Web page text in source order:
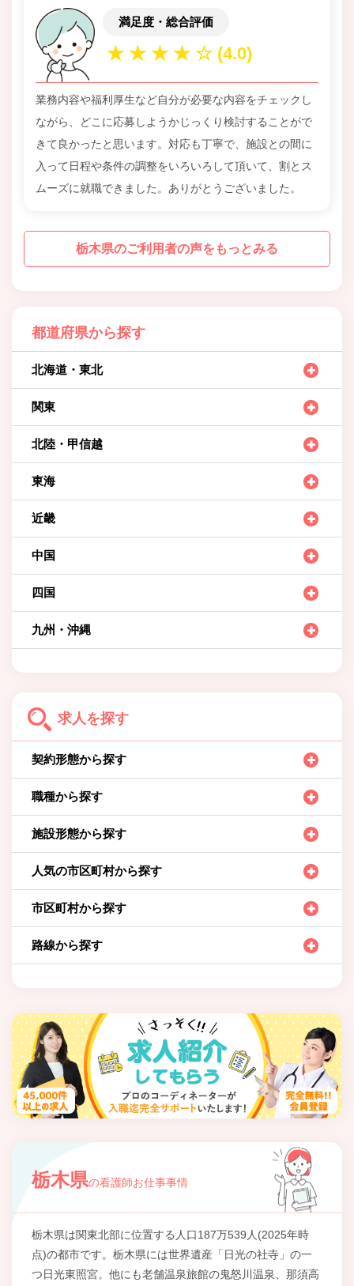
満足度・総合評価
業務内容や福利厚生など自分が必要な内容をチェックし
ながら、どこに応募しようかじっくり検討することがで
きて良かったと思います。対応も丁寧で、施設との間に
入って日程や条件の調整をいろいろして頂いて、割とス
ムーズに就職できました。ありがとうございました。
栃木県のご利用者の声をもっとみる
都道府県から探す
北海道・東北
関東
北陸・甲信越
東海
近畿
中国
四国
九州・沖縄
求人を探す
契約形態から探す
職種から探す
施設形態から探す
人気の市区町村から探す
市区町村から探す
路線から探す
栃木県の看護師お仕事事情
栃木県は関東北部に位置する人口187万539人(2025年時
点)の都市です。栃木県には世界遺産「日光の社寺」の一
つ日光東照宮。他にも老舗温泉旅館の鬼怒川温泉、那須高